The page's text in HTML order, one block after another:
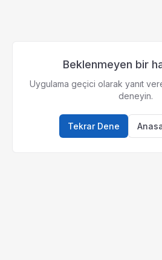
Beklenmeyen bir
Uygulama geçici olarak yanıt
deneyin.
Tekrar Dene